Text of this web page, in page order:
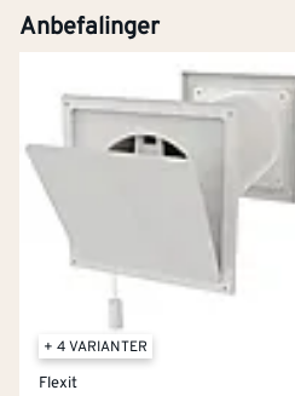
Anbefalinger
+ 4 VARIANTER
Flexit